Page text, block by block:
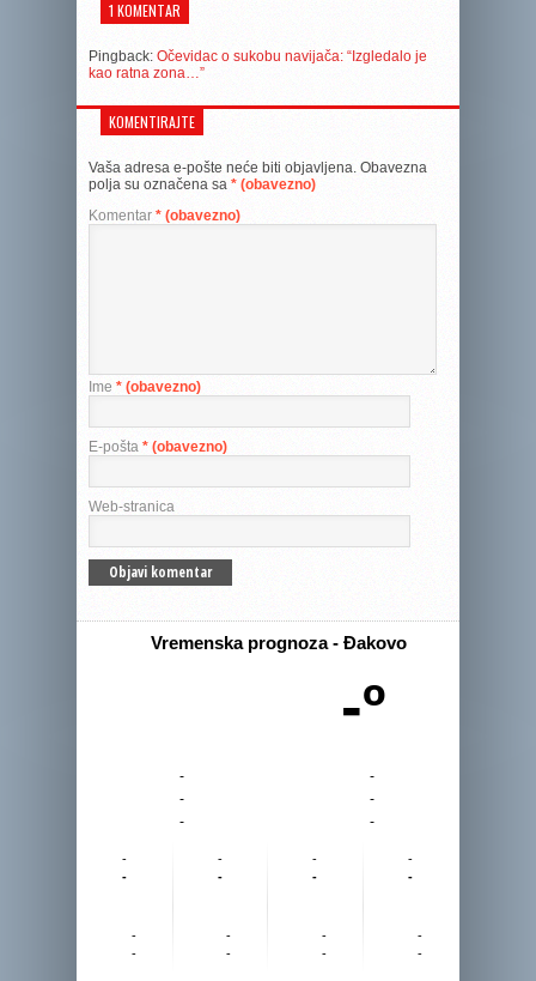
1 KOMENTAR
Pingback: Očevidac o sukobu navijača: “Izgledalo je
kao ratna zona…”
KOMENTIRAJTE
Vaša adresa e-pošte neće biti objavljena. Obavezna
polja su označena sa * (obavezno)
Komentar * (obavezno)
Ime * (obavezno)
E-pošta * (obavezno)
Web-stranica
Vremenska prognoza - Đakovo
-º
-
-
-
-
-
-
-
-
-
-
-
-
-
-
-
-
-
-
-
-
-
-